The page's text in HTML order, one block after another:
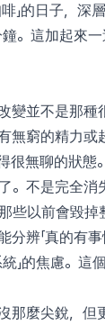
」的日子，深
。這加起來
變並不是那種
無窮的精力或
很無聊的狀態。
。不是完全
以前會毀掉
辨「真的有事
」的焦慮。這
那麼尖銳，但